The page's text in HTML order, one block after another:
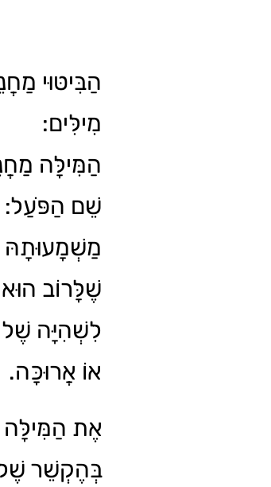
הַבִּיטּוּי
מִילִּים:
הַמִּילָּה
שֵׁם הַפֹּעַל:
מַשְׁמָעוּתָהּ
שֶׁלָּרוֹב
לִשְׁהִיָּה
אוֹ אֲרוּכָּה.
אֶת הַמִּילָּה
בְּהֶקְשֵׁר